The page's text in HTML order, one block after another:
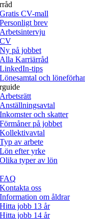
Gratis CV-mall
Personligt brev
Arbetsintervju
CV
Ny på jobbet
Alla Karriärråd
LinkedIn-tips
Lönesamtal och
Arbetsrätt
Anställningsavtal
Inkomster och skatter
Förmåner på jobbet
Kollektivavtal
Typ av arbete
Lön efter yrke
Olika typer av lön
FAQ
Kontakta oss
Information om åldrar
Hitta jobb 13 år
Hitta jobb 14 år